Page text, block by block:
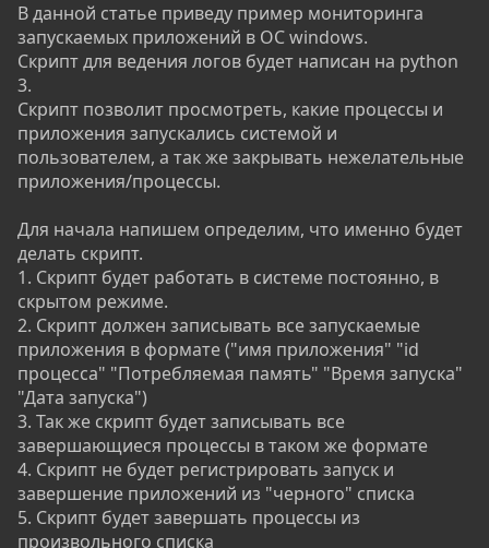
В данной статье приведу пример мониторинга
запускаемых приложений в ОС windows.
Скрипт для ведения логов будет написан на python
3.
Скрипт позволит просмотреть, какие процессы и
приложения запускались системой и
пользователем, а так же закрывать нежелательные
приложения/процессы.
Для начала напишем определим, что именно будет
делать скрипт.
1. Скрипт будет работать в системе постоянно, в
скрытом режиме.
2. Скрипт должен записывать все запускаемые
приложения в формате ("имя приложения" "id
процесса" "Потребляемая память" "Время запуска"
"Дата запуска")
3. Так же скрипт будет записывать все
завершающиеся процессы в таком же формате
4. Скрипт не будет регистрировать запуск и
завершение приложений из "черного" списка
5. Скрипт будет завершать процессы из
произвольного списка